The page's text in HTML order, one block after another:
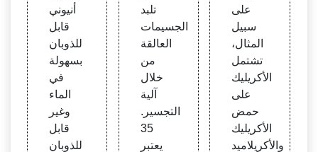
أنيوني
قابل
للذوبان
بسهولة
في
الماء
وغير
قابل
للذوبان
تلبد
الجسيمات
العالقة
من
خلال
آلية
التجسير.
35
يعتبر
على
سبيل
المثال،
تشتمل
الأكريليك
على
حمض
الأكريليك
والأكريلاميد